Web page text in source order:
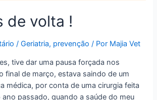
de volta !
/Geriatria, prevenção / Por Majia Vet
tive dar uma pausa forçada nos
final de março, estava saindo de um
médica, por conta de uma cirurgia feita
passado, quando a saúde do meu